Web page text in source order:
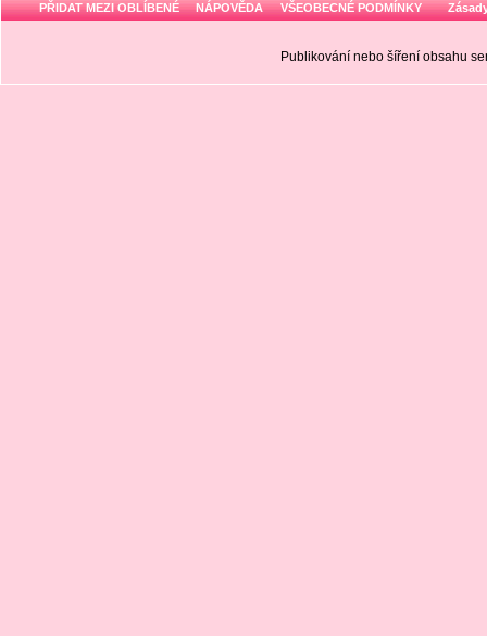
PŘIDAT MEZI OBLÍBENÉ NÁPOVĚDA VŠEOBECNÉ PODMÍNKY
Publikování nebo šíření obsahu